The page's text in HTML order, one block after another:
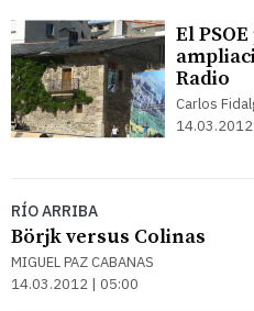
El
Radio
Carlos
RÍO ARRIBA
Börjk versus Colinas
MIGUEL PAZ CABANAS
14.03.2012 | 05:00